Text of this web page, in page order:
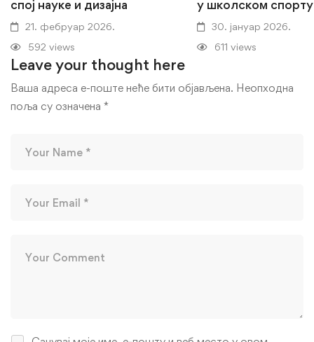
спој науке и дизајна
21. фебруар 2026.
592 views
у школском спорту
30. јануар 2026.
611 views
Leave your thought here
Ваша адреса е-поште неће бити објављена. Неопходна
поља су означена *